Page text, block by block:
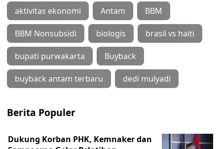
aktivitas ekonomi Antam BBM
BBM Nonsubsidi biologis brasil vs haiti
bupati purwakarta Buyback
buyback antam terbaru dedi mulyadi
Berita Populer
Dukung Korban PHK, Kemnaker dan